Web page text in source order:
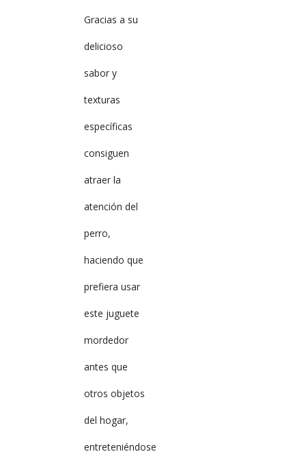
Gracias a su
delicioso
sabor y
texturas
específicas
consiguen
atraer la
atención del
perro,
haciendo que
prefiera usar
este juguete
mordedor
antes que
otros objetos
del hogar,
entreteniéndose